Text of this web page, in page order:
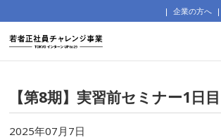
企業の方へ
【第8期】実習前セミナー1日目
2025年07月7日